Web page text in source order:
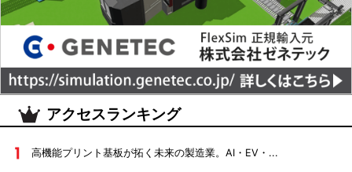
アクセスランキング
高機能プリント基板が拓く未来の製造業。AI・EV・...